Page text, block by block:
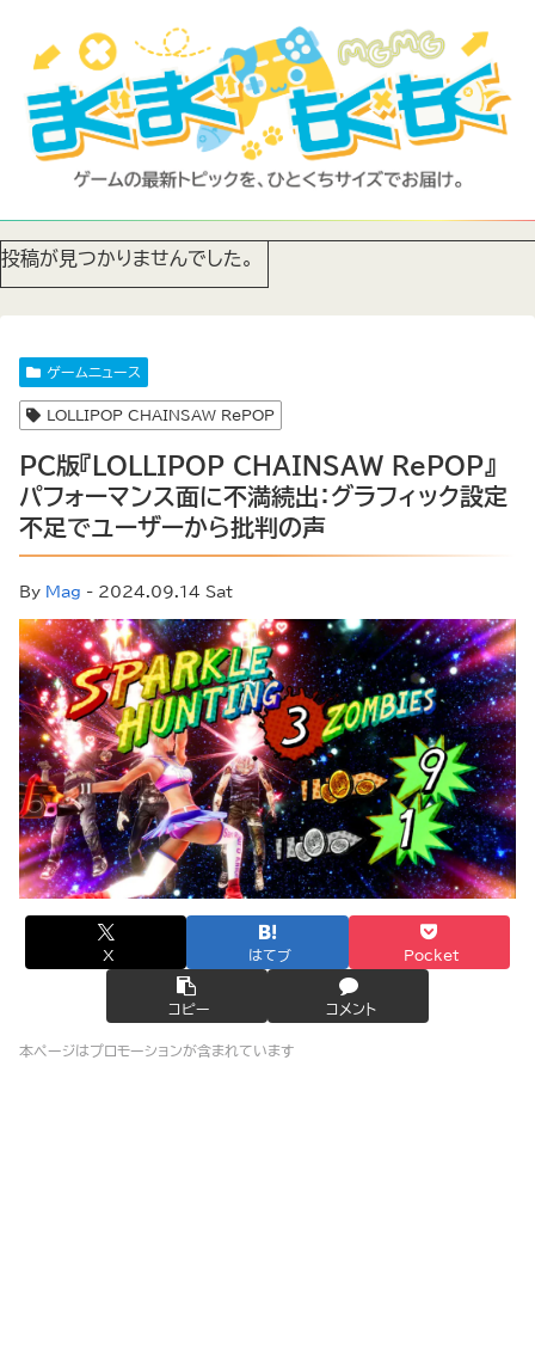
投稿が見つかりませんでした。
ゲームニュース
LOLLIPOP CHAINSAW RePOP
PC版『LOLLIPOP CHAINSAW RePOP』
パフォーマンス面に不満続出：グラフィック設定
不足でユーザーから批判の声
By Mag - 2024.09.14 Sat
X はてブ Pocket
コピー コメント
本ページはプロモーションが含まれています